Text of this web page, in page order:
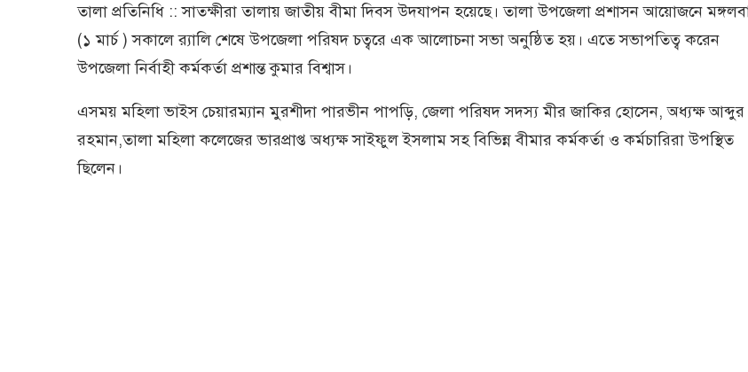
তালা প্রতিনিধি :: সাতক্ষীরা তালায় জাতীয় বীমা দিবস উদযাপন হয়েছে। তালা উপজেলা প্রশাসন আয়োজনে
(১ মার্চ ) সকালে র‌্যালি শেষে উপজেলা পরিষদ চত্বরে এক আলোচনা সভা অনুষ্ঠিত হয়। এতে সভাপতিত্ব করেন
উপজেলা নির্বাহী কর্মকর্তা প্রশান্ত কুমার বিশ্বাস।
এসময় মহিলা ভাইস চেয়ারম্যান মুরশীদা পারভীন পাপড়ি, জেলা পরিষদ সদস্য মীর জাকির হোসেন, অধ্যক্ষ আব্দুর
রহমান,তালা মহিলা কলেজের ভারপ্রাপ্ত অধ্যক্ষ সাইফুল ইসলাম সহ বিভিন্ন বীমার কর্মকর্তা ও কর্মচারিরা উপস্থিত
ছিলেন।